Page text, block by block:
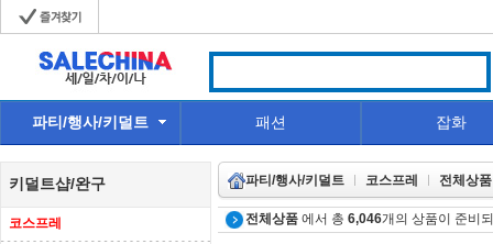
파티/행사/키덜트 패션 잡화
키덜트샵/완구
코스프레
파티/행사/키덜트 코스프레 전체상품
전체상품 에서 총 6,046개의 상품이 준비